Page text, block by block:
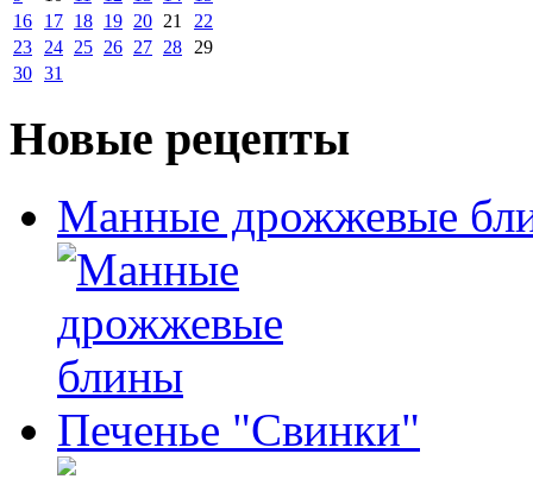
16
17 18 19 20 21
22
23 24 25 26 27 28 29
30 31
Новые рецепты
Манные дрожжевые
Печенье "Свинки"